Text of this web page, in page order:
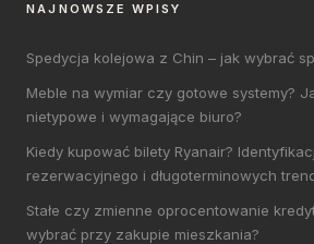
NAJNOWSZE WPISY
Spedycja kolejowa z Chin – jak wybrać
Meble na wymiar czy gotowe systemy?
nietypowe i wymagające biuro?
Kiedy kupować bilety Ryanair?
rezerwacyjnego i długoterminowych
Stałe czy zmienne oprocentowanie
wybrać przy zakupie mieszkania?